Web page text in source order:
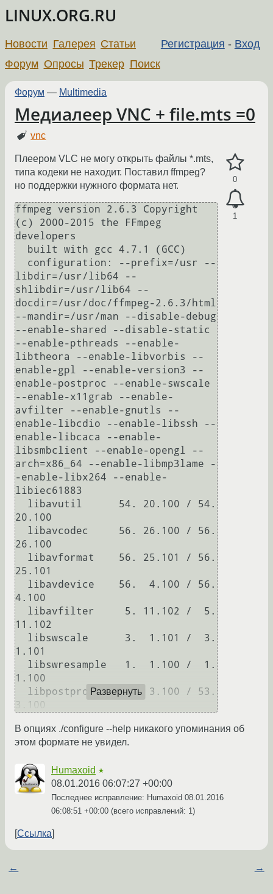
LINUX.ORG.RU
Регистрация - Вход
Новости Галерея Статьи
Форум Опросы Трекер Поиск
Форум — Multimedia
Медиалеер VNC + file.mts =0
vnc
0
1
Плеером VLC не могу открыть файлы *.mts,
типа кодеки не находит. Поставил ffmpeg?
но поддержки нужного формата нет.
ffmpeg version 2.6.3 Copyright
(c) 2000-2015 the FFmpeg
developers
libdir=/usr/lib64 --
shlibdir=/usr/lib64 --
docdir=/usr/doc/ffmpeg-2.6.3/html
--mandir=/usr/man --disable-debug
--enable-shared --disable-static
--enable-pthreads --enable-
libtheora --enable-libvorbis --
enable-gpl --enable-version3 --
enable-postproc --enable-swscale
--enable-x11grab --enable-
avfilter --enable-gnutls --
enable-libcdio --enable-libssh --
enable-libcaca --enable-
libsmbclient --enable-opengl --
arch=x86_64 --enable-libmp3lame -
-enable-libx264 --enable-
libiec61883
20.100
26.100
25.101
4.100
11.102
1.101
1.100
3.100
Развернуть
В опциях ./configure --help никакого упоминания об
этом формате не увидел.
Humaxoid ★
08.01.2016 06:07:27 +00:00
Последнее исправление: Humaxoid 08.01.2016
06:08:51 +00:00 (всего исправлений: 1)
Ссылка
← →